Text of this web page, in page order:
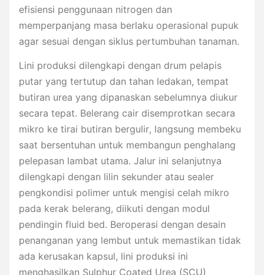
efisiensi penggunaan nitrogen dan
memperpanjang masa berlaku operasional pupuk
agar sesuai dengan siklus pertumbuhan tanaman.
Lini produksi dilengkapi dengan drum pelapis
putar yang tertutup dan tahan ledakan, tempat
butiran urea yang dipanaskan sebelumnya diukur
secara tepat. Belerang cair disemprotkan secara
mikro ke tirai butiran bergulir, langsung membeku
saat bersentuhan untuk membangun penghalang
pelepasan lambat utama. Jalur ini selanjutnya
dilengkapi dengan lilin sekunder atau sealer
pengkondisi polimer untuk mengisi celah mikro
pada kerak belerang, diikuti dengan modul
pendingin fluid bed. Beroperasi dengan desain
penanganan yang lembut untuk memastikan tidak
ada kerusakan kapsul, lini produksi ini
menghasilkan Sulphur Coated Urea (SCU)